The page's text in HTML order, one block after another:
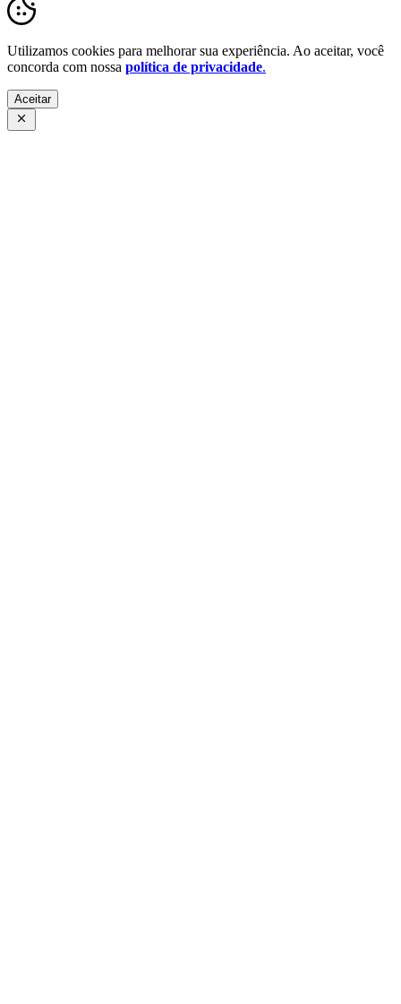
Utilizamos cookies para melhorar sua experiência. Ao aceitar, você
concorda com nossa política de privacidade.
Aceitar